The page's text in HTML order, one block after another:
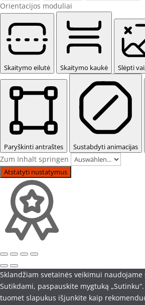
Orientacijos moduliai
Skaitymo eilutė Skaitymo kaukė Slėpti
Paryškinti antraštes Sustabdyti animacijas
Zum Inhalt springen
Atstatyti nustatymus
Sklandžiam svetainės veikimui naudojame
Sutikdami, paspauskite mygtuką
tuomet slapukus išjunkite kaip